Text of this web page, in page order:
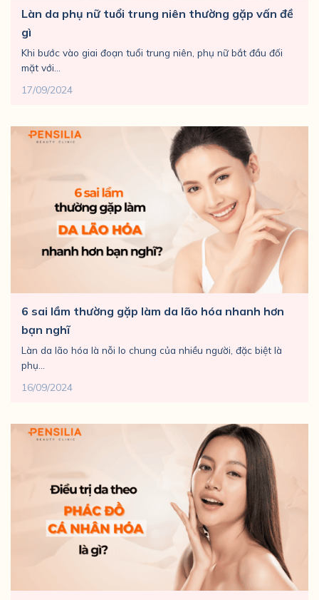
Làn da phụ nữ tuổi trung niên thường gặp vấn đề
gì
Khi bước vào giai đoạn tuổi trung niên, phụ nữ bắt đầu đối
mặt với...
17/09/2024
6 sai lầm thường gặp làm da lão hóa nhanh hơn
bạn nghĩ
Làn da lão hóa là nỗi lo chung của nhiều người, đặc biệt là
phụ...
16/09/2024